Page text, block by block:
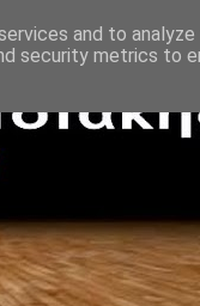
and to
security metrics to